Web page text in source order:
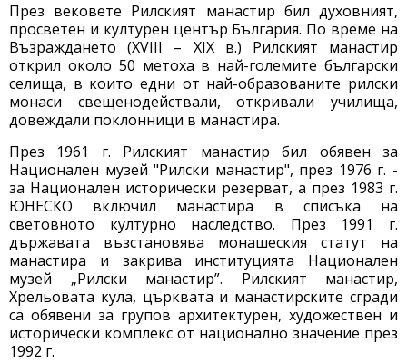
През вековете Рилският манастир бил духовният,
просветен и културен център България. По време на
Възраждането (XVIII – XIX в.) Рилският манастир
открил около 50 метоха в най-големите български
селища, в които едни от най-образованите рилски
монаси свещенодействали, откривали училища,
довеждали поклонници в манастира.
През 1961 г. Рилският манастир бил обявен за
Национален музей "Рилски манастир", през 1976 г. -
за Национален исторически резерват, а през 1983 г.
ЮНЕСКО включил манастира в списъка на
световното културно наследство. През 1991 г.
държавата възстановява монашеския статут на
манастира и закрива институцията Национален
музей „Рилски манастир”. Рилският манастир,
Хрельовата кула, църквата и манастирските сгради
са обявени за групов архитектурен, художествен и
исторически комплекс от национално значение през
1992 г.